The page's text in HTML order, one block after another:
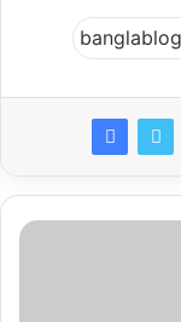
c
e
b
k
ai
l
s
p